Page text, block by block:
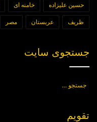
حسین علیزاده خامنه ای
ظریف عربستان مصر
جستجوی سایت
تقویم